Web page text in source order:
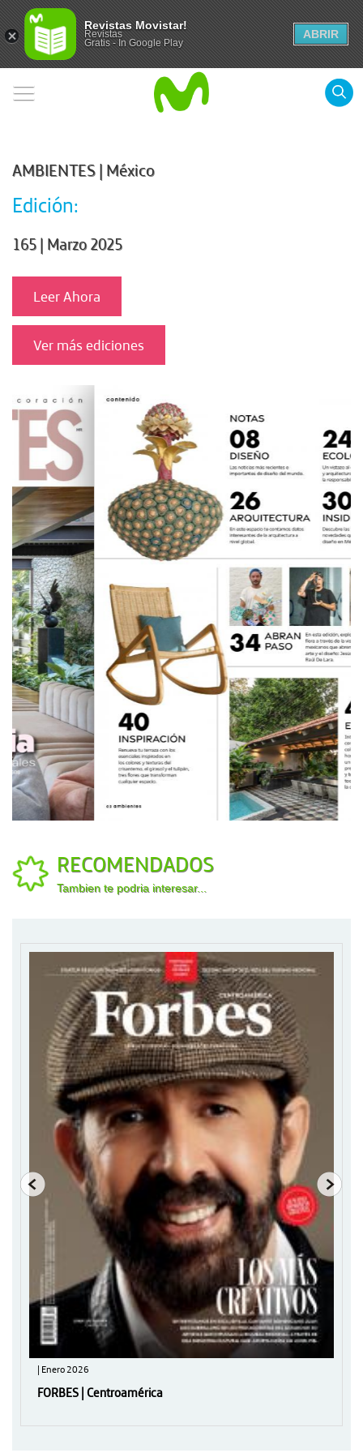
AMBIENTES | México
Edición:
165 | Marzo 2025
Leer Ahora
Ver más ediciones
RECOMENDADOS
Tambien te podria interesar...
| Enero 2026
FORBES | Centroamérica
Revistas Movistar!
Revistas
Gratis - In Google Play
ABRIR